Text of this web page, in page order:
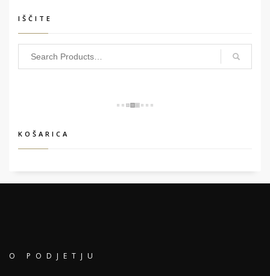
IŠČITE
KOŠARICA
O PODJETJU